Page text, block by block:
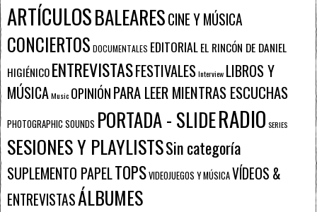
ARTÍCULOSBALEARESCINE Y MÚSICA
CONCIERTOS DOCUMENTALES EDITORIALEL RINCÓN DE DANIEL
HIGIÉNICOENTREVISTASFESTIVALESInterview LIBROS Y
MÚSICAMusic OPINIÓNPARA LEER MIENTRAS ESCUCHAS
PHOTOGRAPHIC SOUNDS PORTADA - SLIDERADIO SERIES
SESIONES Y PLAYLISTSSin categoría
SUPLEMENTO PAPELTOPSVIDEOJUEGOS Y MÚSICAVÍDEOS &
ENTREVISTASÁLBUMES